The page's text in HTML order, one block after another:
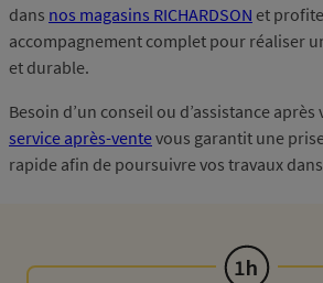
dans nos magasins RICHARDSON et
accompagnement complet pour réaliser
et durable.
Besoin d’un conseil ou d’assistance
service après-ventevous garantit une
rapide afin de poursuivre vos travaux